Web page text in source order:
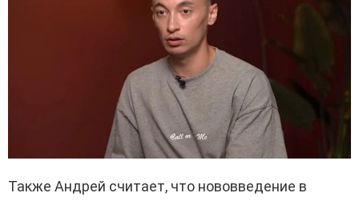
Также Андрей считает, что нововведение в